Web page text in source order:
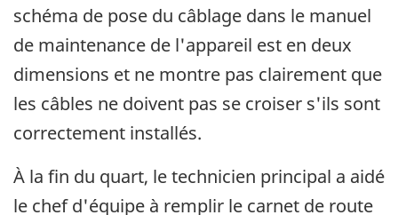
schéma de pose du câblage dans le manuel
de maintenance de l'appareil est en deux
dimensions et ne montre pas clairement que
les câbles ne doivent pas se croiser s'ils sont
correctement installés.
À la fin du quart, le technicien principal a aidé
le chef d'équipe à remplir le carnet de route